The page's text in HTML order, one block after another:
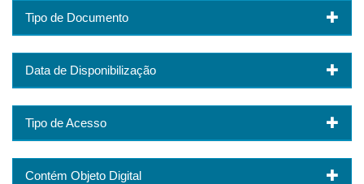
Tipo de Documento
Data de Disponibilização
Tipo de Acesso
Contém Objeto Digital